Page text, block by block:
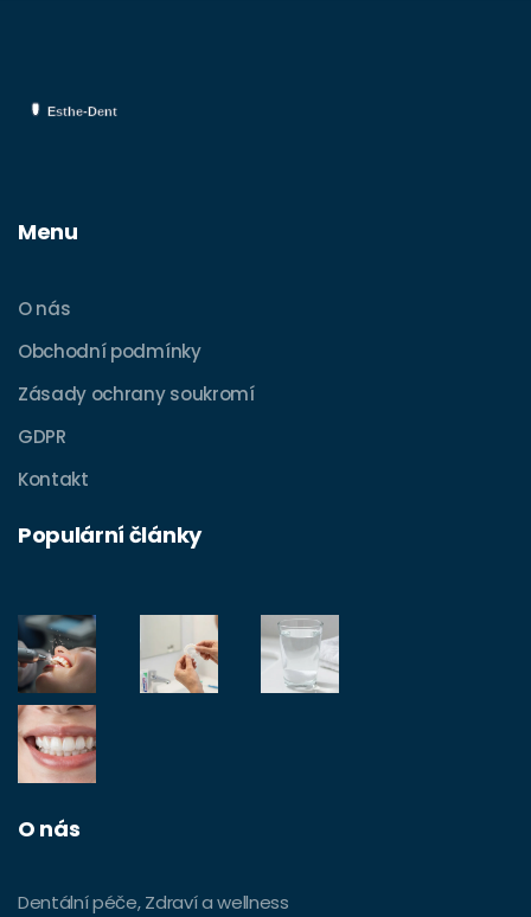
Menu
O nás
Obchodní podmínky
Zásady ochrany soukromí
GDPR
Kontakt
Populární články
O nás
Dentální péče, Zdraví a wellness